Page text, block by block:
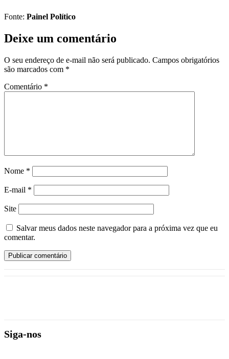
Fonte: Painel Político
Deixe um comentário
O seu endereço de e-mail não será publicado. Campos obrigatórios
são marcados com *
Comentário *
Nome *
E-mail *
Site
Salvar meus dados neste navegador para a próxima vez que eu
comentar.
Siga-nos